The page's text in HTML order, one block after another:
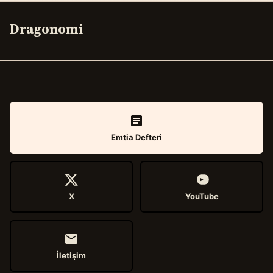
Dragonomi
Emtia Defteri
X YouTube
İletişim